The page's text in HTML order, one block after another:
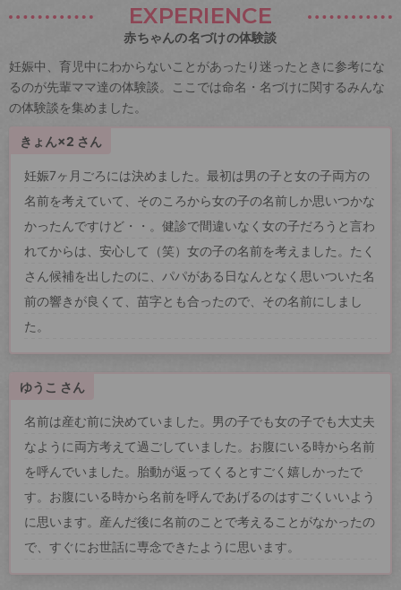
EXPERIENCE
赤ちゃんの名づけの体験談
妊娠中、育児中にわからないことがあったり迷ったときに参考にな
るのが先輩ママ達の体験談。ここでは命名・名づけに関するみんな
の体験談を集めました。
きょん×2 さん
妊娠7ヶ月ごろには決めました。最初は男の子と女の子両方の
名前を考えていて、そのころから女の子の名前しか思いつかな
かったんですけど・・。健診で間違いなく女の子だろうと言わ
れてからは、安心して（笑）女の子の名前を考えました。たく
さん候補を出したのに、パパがある日なんとなく思いついた名
前の響きが良くて、苗字とも合ったので、その名前にしまし
た。
ゆうこ さん
名前は産む前に決めていました。男の子でも女の子でも大丈夫
なように両方考えて過ごしていました。お腹にいる時から名前
を呼んでいました。胎動が返ってくるとすごく嬉しかったで
す。お腹にいる時から名前を呼んであげるのはすごくいいよう
に思います。産んだ後に名前のことで考えることがなかったの
で、すぐにお世話に専念できたように思います。